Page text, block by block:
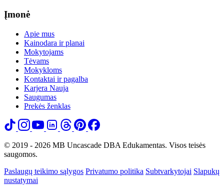
Įmonė
Apie mus
Kainodara ir planai
Mokytojams
Tėvams
Mokykloms
Kontaktai ir pagalba
Karjera Nauja
Saugumas
Prekės ženklas
© 2019 - 2026 MB Uncascade DBA Edukamentas. Visos teisės
saugomos.
Paslaugų teikimo sąlygos Privatumo politika Subtvarkytojai Slapukų
nustatymai